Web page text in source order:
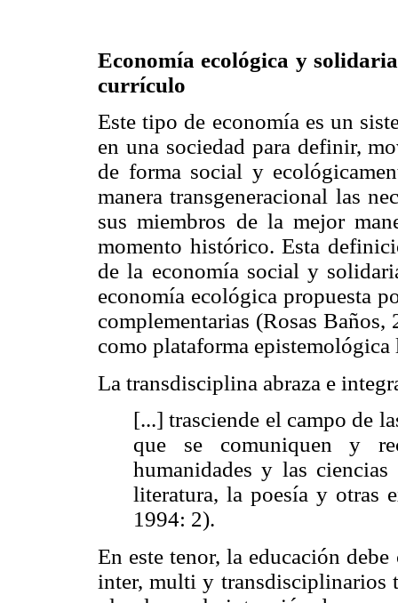
Economía ecológica y
currículo
Este tipo de economía es un
en una sociedad para definir,
de forma social y
manera transgeneracional las
sus miembros de la mejor
momento histórico. Esta
de la economía social y
economía ecológica propuesta
complementarias (Rosas
como plataforma
La transdisciplina abraza e
[...] trasciende el campo de
que se comuniquen y
humanidades y las
literatura, la poesía y otras
1994: 2).
En este tenor, la educación
inter, multi y transdisciplinarios